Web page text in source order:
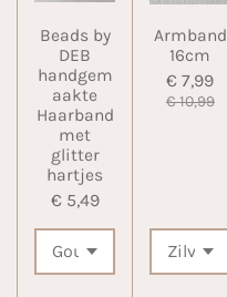
Beads by
DEB
handgem
aakte
Haarband
met
glitter
hartjes
€ 5,49
Armband
16cm
€ 7,99
€ 10,99